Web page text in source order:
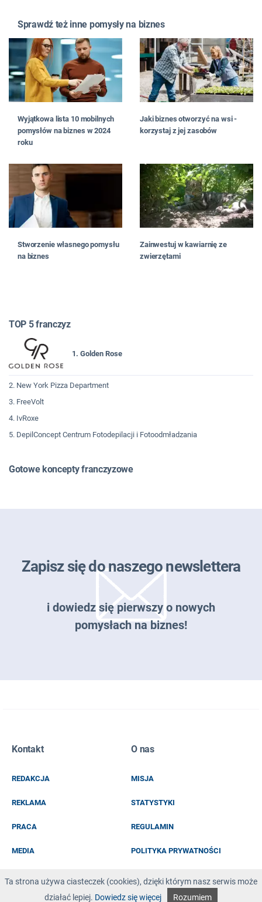
Sprawdź też inne pomysły na biznes
Wyjątkowa lista 10 mobilnych
pomysłów na biznes w 2024
roku
Jaki biznes otworzyć na wsi -
korzystaj z jej zasobów
Stworzenie własnego pomysłu
na biznes
Zainwestuj w kawiarnię ze
zwierzętami
TOP 5 franczyz
1. Golden Rose
2. New York Pizza Department
3. FreeVolt
4. IvRoxe
5. DepilConcept Centrum Fotodepilacji i Fotoodmładzania
Gotowe koncepty franczyzowe
Zapisz się do naszego newslettera
i dowiedz się pierwszy o nowych
pomysłach na biznes!
EMAIL
Kontakt
REDAKCJA
REKLAMA
PRACA
MEDIA
O nas
MISJA
STATYSTYKI
REGULAMIN
POLITYKA PRYWATNOŚCI
Ta strona używa ciasteczek (cookies), dzięki którym nasz serwis może
działać lepiej. Dowiedz się więcej Rozumiem